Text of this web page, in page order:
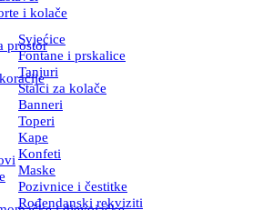
i kolače
prostor
Svjećice
Fontane i prskalice
Tanjuri
Stalci za kolače
Banneri
Toperi
Kape
Konfeti
Maske
Pozivnice i čestitke
Rođendanski rekviziti